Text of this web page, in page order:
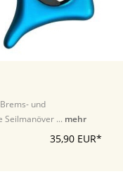
und
... mehr
35,90 EUR*